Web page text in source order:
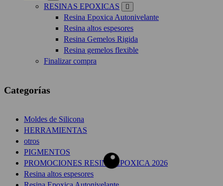
RESINAS EPOXICAS
Resina Epoxica Autonivelante
Resina altos espesores
Resina Gemelos Rigida
Resina gemelos flexible
Finalizar compra
Categorías
Moldes de Silicona
HERRAMIENTAS
otros
PIGMENTOS
PROMOCIONES RESINA EPOXICA 2026
Resina altos espesores